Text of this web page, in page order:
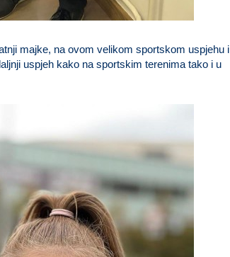
majke, na ovom velikom sportskom uspjehu i
uspjeh kako na sportskim terenima tako i u